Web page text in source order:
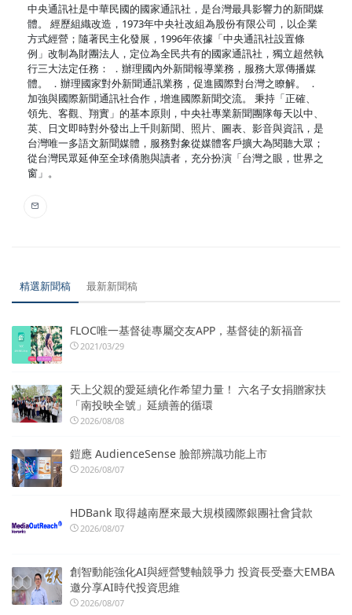
中央通訊社是中華民國的國家通訊社，是台灣最具影響力的新聞媒
體。 經歷組織改造，1973年中央社改組為股份有限公司，以企業
方式經營；隨著民主化發展，1996年依據「中央通訊社設置條
例」改制為財團法人，定位為全民共有的國家通訊社，獨立超然執
行三大法定任務： ．辦理國內外新聞報導業務，服務大眾傳播媒
體。 ．辦理國家對外新聞通訊業務，促進國際對台灣之瞭解。 ．
加強與國際新聞通訊社合作，增進國際新聞交流。 秉持「正確、
領先、客觀、翔實」的基本原則，中央社專業新聞團隊每天以中、
英、日文即時對外發出上千則新聞、照片、圖表、影音與資訊，是
台灣唯一多語文新聞媒體，服務對象從媒體客戶擴大為閱聽大眾；
從台灣民眾延伸至全球僑胞與讀者，充分扮演「台灣之眼，世界之
窗」。
精選新聞稿 最新新聞稿
FLOC唯一基督徒專屬交友APP，基督徒的新福音
2021/03/29
天上父親的愛延續化作希望力量！ 六名子女捐贈家扶
「南投映全號」延續善的循環
2026/08/08
鎧應 AudienceSense 臉部辨識功能上市
2026/08/07
HDBank 取得越南歷來最大規模國際銀團社會貸款
2026/08/07
創智動能強化AI與經營雙軸競爭力 投資長受臺大EMBA
邀分享AI時代投資思維
2026/08/07